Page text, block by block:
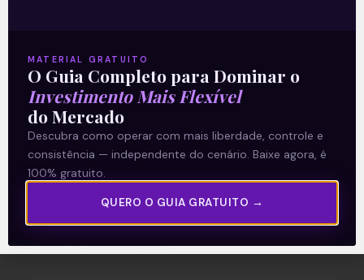
Termos e Condições
Política de Privacidade
Explore
Artigos
E Eu Com Isso?
Vídeos no Youtube
Manuais de Investimento
MATERIAL GRATUITO
O Guia Completo para Dominar o
Investimento Mais Flexível
do Mercado
Descubra como operar com mais liberdade, controle e
consistência — independente do cenário. Baixe agora, é
100% gratuito.
QUERO O GUIA GRATUITO →